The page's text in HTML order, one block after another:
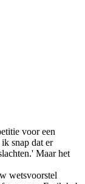
voor een
snap dat er
Maar het
wetsvoorstel